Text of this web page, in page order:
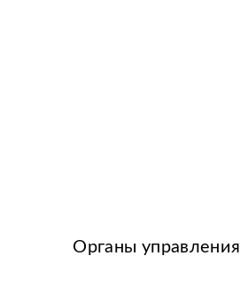
Органы управления